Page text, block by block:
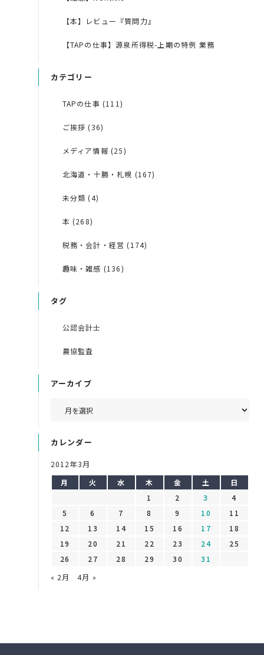
【本】レビュー『質問力』
【TAPの仕事】源泉所得税-上期の特例 業務
カテゴリー
TAPの仕事 (111)
ご挨拶 (36)
メディア情報 (25)
北海道・十勝・札幌 (167)
未分類 (4)
本 (268)
税務・会計・経営 (174)
趣味・雑感 (136)
タグ
公認会計士
農協監査
アーカイブ
カレンダー
2012年3月
月
火 水 木 金 土
日
1
2 3
4
5
6 7 8 9 10
11
12
13 14 15 16 17
18
19
20 21 22 23 24
25
26
27 28 29 30
31
« 2月
4月 »